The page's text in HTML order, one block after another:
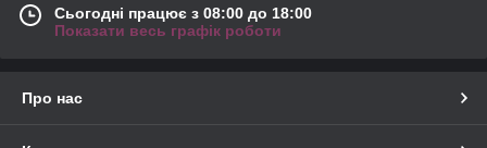
Сьогодні працює з 08:00 до 18:00
Показати весь графік роботи
Про нас